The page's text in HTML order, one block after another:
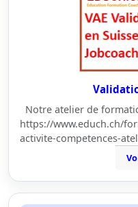
Notre atelier de
https://www.educh.ch/
activite-competences-